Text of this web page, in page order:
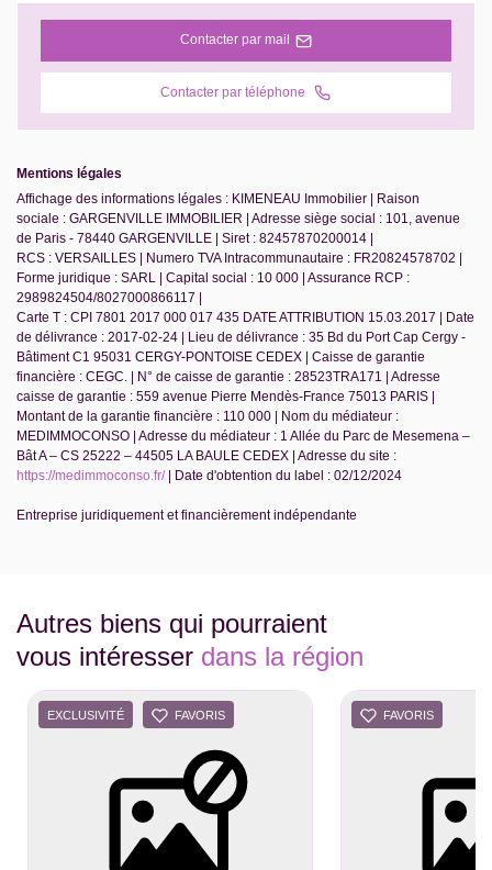
Contacter par mail
Contacter par téléphone
Mentions légales
Affichage des informations légales : KIMENEAU Immobilier | Raison
sociale : GARGENVILLE IMMOBILIER | Adresse siège social : 101, avenue
de Paris - 78440 GARGENVILLE | Siret : 82457870200014 |
RCS : VERSAILLES | Numero TVA Intracommunautaire : FR20824578702 |
Forme juridique : SARL | Capital social : 10 000 | Assurance RCP :
2989824504/8027000866117 |
Carte T : CPI 7801 2017 000 017 435 DATE ATTRIBUTION 15.03.2017 | Date
de délivrance : 2017-02-24 | Lieu de délivrance : 35 Bd du Port Cap Cergy -
Bâtiment C1 95031 CERGY-PONTOISE CEDEX | Caisse de garantie
financière : CEGC. | N° de caisse de garantie : 28523TRA171 | Adresse
caisse de garantie : 559 avenue Pierre Mendès-France 75013 PARIS |
Montant de la garantie financière : 110 000 | Nom du médiateur :
MEDIMMOCONSO | Adresse du médiateur : 1 Allée du Parc de Mesemena –
Bât A – CS 25222 – 44505 LA BAULE CEDEX | Adresse du site :
https://medimmoconso.fr/| Date d'obtention du label : 02/12/2024
Entreprise juridiquement et financièrement indépendante
Autres biens qui pourraient
vous intéresser dans la région
EXCLUSIVITÉ FAVORIS FAVORIS